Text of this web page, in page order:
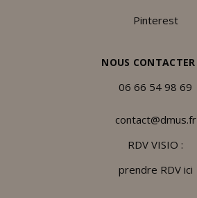
Pinterest
NOUS CONTACTER
06 66 54 98 69
contact@dmus.fr
RDV VISIO :
prendre RDV ici